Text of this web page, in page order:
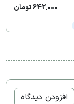
642,000 تومان
افزودن دیدگاه